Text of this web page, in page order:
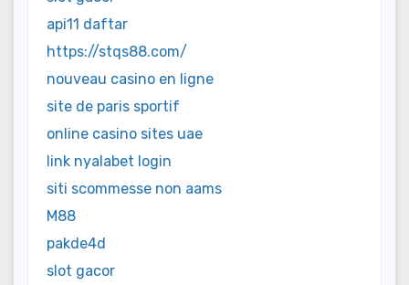
api11 daftar
https://stqs88.com/
nouveau casino en ligne
site de paris sportif
online casino sites uae
link nyalabet login
siti scommesse non aams
M88
pakde4d
slot gacor